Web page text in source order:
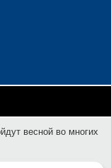
весной во многих